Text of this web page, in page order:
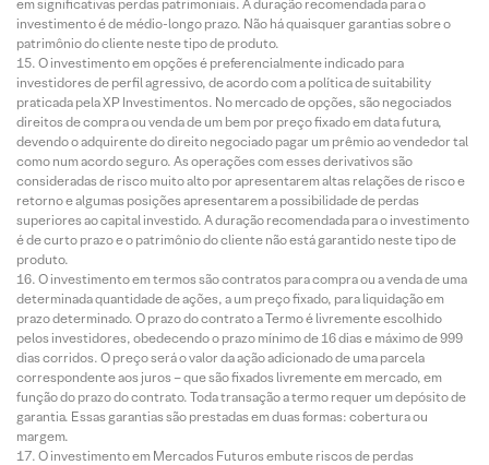
em significativas perdas patrimoniais. A duração recomendada para o
investimento é de médio-longo prazo. Não há quaisquer garantias sobre o
patrimônio do cliente neste tipo de produto.
O investimento em opções é preferencialmente indicado para
investidores de perfil agressivo, de acordo com a política de suitability
praticada pela XP Investimentos. No mercado de opções, são negociados
direitos de compra ou venda de um bem por preço fixado em data futura,
devendo o adquirente do direito negociado pagar um prêmio ao vendedor tal
como num acordo seguro. As operações com esses derivativos são
consideradas de risco muito alto por apresentarem altas relações de risco e
retorno e algumas posições apresentarem a possibilidade de perdas
superiores ao capital investido. A duração recomendada para o investimento
é de curto prazo e o patrimônio do cliente não está garantido neste tipo de
produto.
O investimento em termos são contratos para compra ou a venda de uma
determinada quantidade de ações, a um preço fixado, para liquidação em
prazo determinado. O prazo do contrato a Termo é livremente escolhido
pelos investidores, obedecendo o prazo mínimo de 16 dias e máximo de 999
dias corridos. O preço será o valor da ação adicionado de uma parcela
correspondente aos juros – que são fixados livremente em mercado, em
função do prazo do contrato. Toda transação a termo requer um depósito de
garantia. Essas garantias são prestadas em duas formas: cobertura ou
margem.
O investimento em Mercados Futuros embute riscos de perdas